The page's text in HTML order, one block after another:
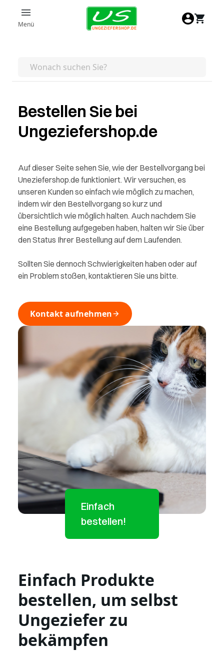
Zum Inhalt springen
Menü
Bestellen Sie bei
Ungeziefershop.de
Auf dieser Seite sehen Sie, wie der Bestellvorgang bei
Uneziefershop.de funktioniert. Wir versuchen, es
unseren Kunden so einfach wie möglich zu machen,
indem wir den Bestellvorgang so kurz und
übersichtlich wie möglich halten. Auch nachdem Sie
eine Bestellung aufgegeben haben, halten wir Sie über
den Status Ihrer Bestellung auf dem Laufenden.
Sollten Sie dennoch Schwierigkeiten haben oder auf
ein Problem stoßen, kontaktieren Sie uns bitte.
Kontakt aufnehmen
Einfach
bestellen!
Einfach Produkte
bestellen, um selbst
Ungeziefer zu
bekämpfen